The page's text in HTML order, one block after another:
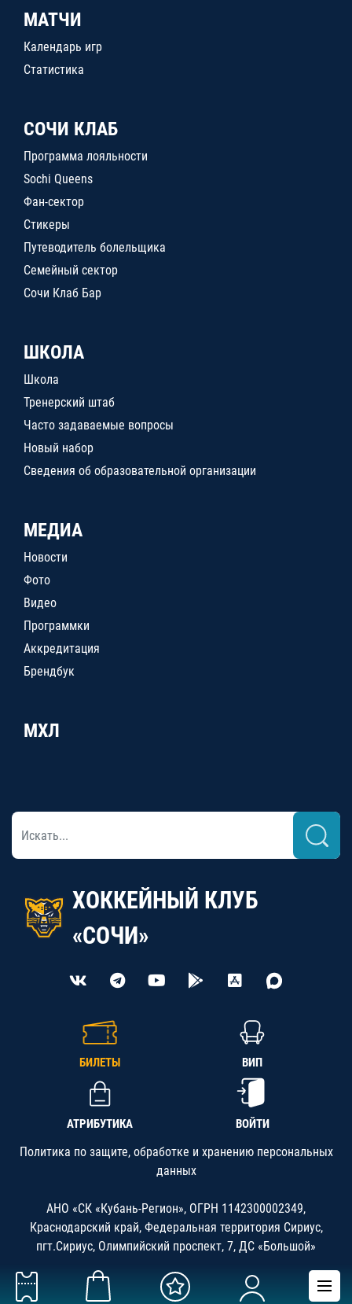
МАТЧИ
Календарь игр
Статистика
СОЧИ КЛАБ
Программа лояльности
Sochi Queens
Фан-сектор
Стикеры
Путеводитель болельщика
Семейный сектор
Сочи Клаб Бар
ШКОЛА
Школа
Тренерский штаб
Часто задаваемые вопросы
Новый набор
Сведения об образовательной организации
МЕДИА
Новости
Фото
Видео
Программки
Аккредитация
Брендбук
МХЛ
ХОККЕЙНЫЙ КЛУБ
«СОЧИ»
БИЛЕТЫ ВИП
АТРИБУТИКА ВОЙТИ
Политика по защите, обработке и хранению персональных
данных
АНО «СК «Кубань-Регион», ОГРН 1142300002349,
Краснодарский край, Федеральная территория Сириус,
пгт.Сириус, Олимпийский проспект, 7, ДС «Большой»